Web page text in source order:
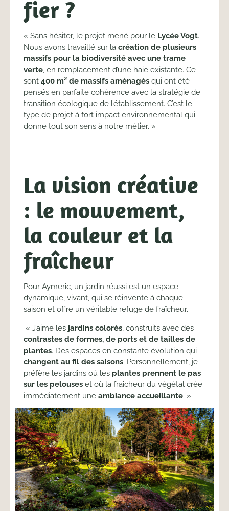
fier ?
« Sans hésiter, le projet mené pour le Lycée Vogt.
Nous avons travaillé sur la création de plusieurs
massifs pour la biodiversité avec une trame
verte, en remplacement d’une haie existante. Ce
sont 400 m² de massifs aménagés qui ont été
pensés en parfaite cohérence avec la stratégie de
transition écologique de l’établissement. C’est le
type de projet à fort impact environnemental qui
donne tout son sens à notre métier. »
La vision créative
: le mouvement,
la couleur et la
fraîcheur
Pour Aymeric, un jardin réussi est un espace
dynamique, vivant, qui se réinvente à chaque
saison et offre un véritable refuge de fraîcheur.
« J’aime les jardins colorés , construits avec des
contrastes de formes, de ports et de tailles de
plantes. Des espaces en constante évolution qui
changent au fil des saisons. Personnellement, je
préfère les jardins où les plantes prennent le pas
sur les pelouses et où la fraîcheur du végétal crée
immédiatement une ambiance accueillante. »